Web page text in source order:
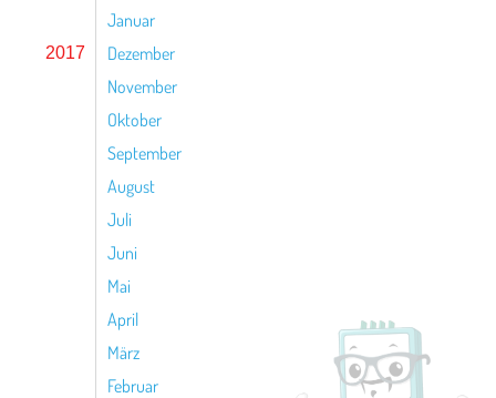
Januar
2017
Dezember
November
Oktober
September
August
Juli
Juni
Mai
April
März
Februar